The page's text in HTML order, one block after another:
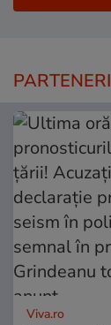
PARTENERI
Viva.ro